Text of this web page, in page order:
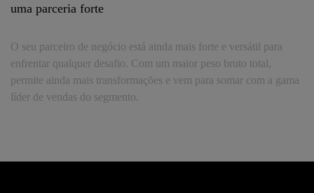
uma parceria forte
O seu parceiro de negócio está ainda mais forte e versátil para
enfrentar qualquer desafio. Com um maior peso bruto total,
permite ainda mais transformações e vem para somar com a gama
líder de vendas do segmento.